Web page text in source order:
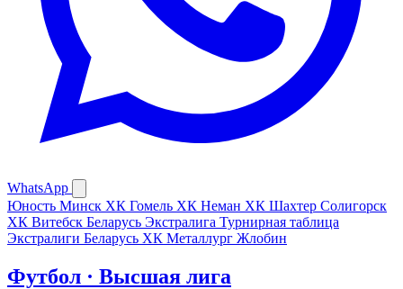
WhatsApp
Юность Минск ХК Гомель ХК Неман ХК Шахтер Солигорск
ХК Витебск Беларусь Экстралига Турнирная таблица
Экстралиги Беларусь ХК Металлург Жлобин
Футбол · Высшая лига